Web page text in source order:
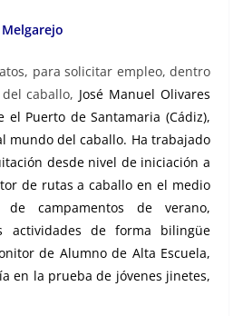
para solicitar empleo, dentro
caballo, José Manuel Olivares
el Puerto de Santamaria (Cádiz),
mundo del caballo. Ha trabajado
desde nivel de iniciación a
de rutas a caballo en el medio
campamentos de verano,
actividades de forma bilingüe
de Alumno de Alta Escuela,
en la prueba de jóvenes jinetes,